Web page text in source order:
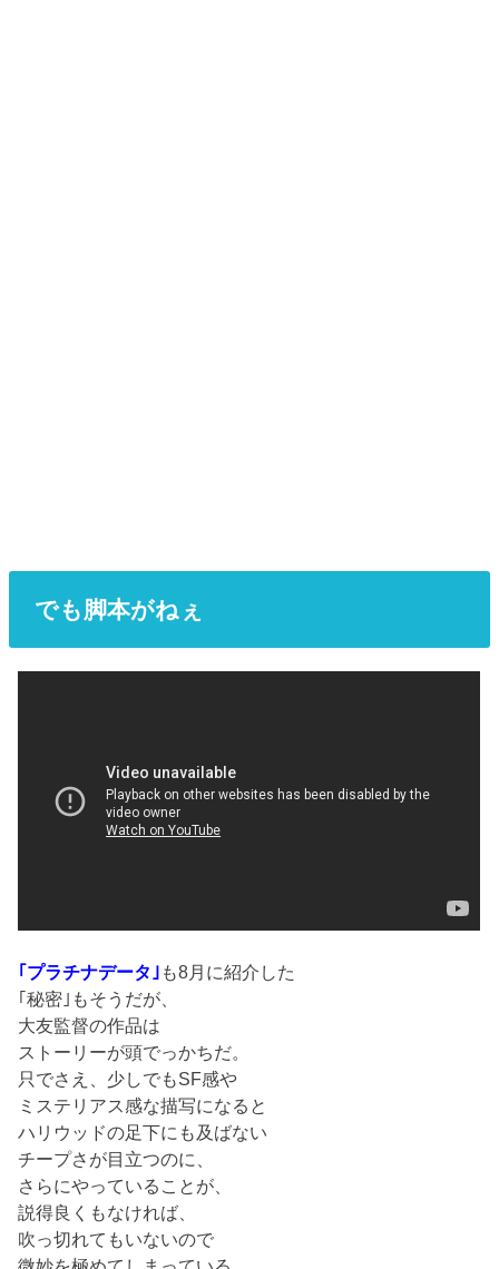
でも脚本がねぇ
｢プラチナデータ｣ も8月に紹介した
｢秘密｣もそうだが、
大友監督の作品は
ストーリーが頭でっかちだ。
只でさえ、少しでもSF感や
ミステリアス感な描写になると
ハリウッドの足下にも及ばない
チープさが目立つのに、
さらにやっていることが、
説得良くもなければ、
吹っ切れてもいないので